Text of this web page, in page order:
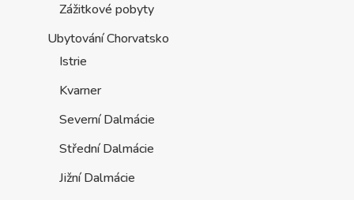
Zážitkové pobyty
Ubytování Chorvatsko
Istrie
Kvarner
Severní Dalmácie
Střední Dalmácie
Jižní Dalmácie